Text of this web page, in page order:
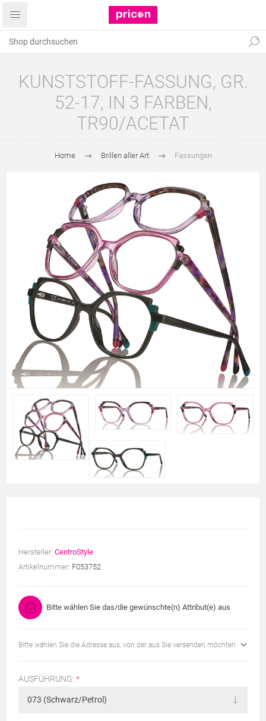
KUNSTSTOFF-FASSUNG, GR.
52-17, IN 3 FARBEN,
TR90/ACETAT
Home Brillen aller Art Fassungen
Hersteller: CentroStyle
Artikelnummer: F053752
Bitte wählen Sie das/die gewünschte(n) Attribut(e) aus
Bitte wählen Sie die Adresse aus, von der aus Sie versenden möchten
AUSFÜHRUNG: *